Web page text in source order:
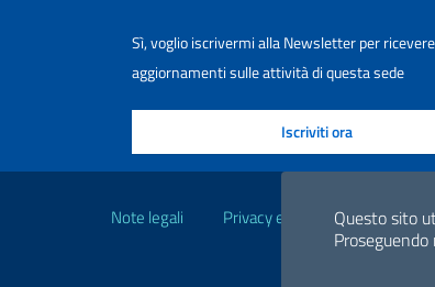
Questo sito
Sì, voglio iscrivermi alla Newsletter per ricevere
aggiornamenti sulle attività di questa sede
Note legali Privacy e cookie policy